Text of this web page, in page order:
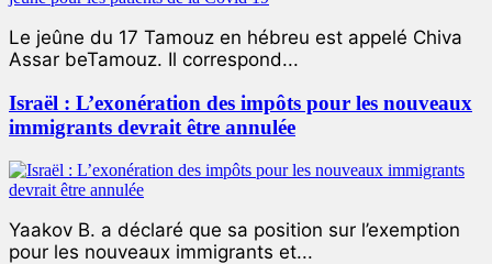
Le jeûne du 17 Tamouz en hébreu est appelé Chiva
Assar beTamouz. Il correspond...
Israël : L’exonération des impôts pour les nouveaux
immigrants devrait être annulée
Yaakov B. a déclaré que sa position sur l’exemption
pour les nouveaux immigrants et...